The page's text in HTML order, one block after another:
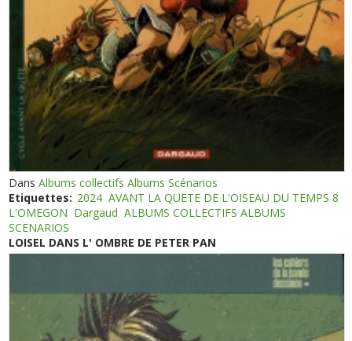
DansAlbums collectifs Albums Scénarios
Etiquettes: 2024 AVANT LA QUETE DE L'OISEAU DU TEMPS 8
L'OMEGON Dargaud ALBUMS COLLECTIFS ALBUMS
SCENARIOS
LOISEL DANS L' OMBRE DE PETER PAN